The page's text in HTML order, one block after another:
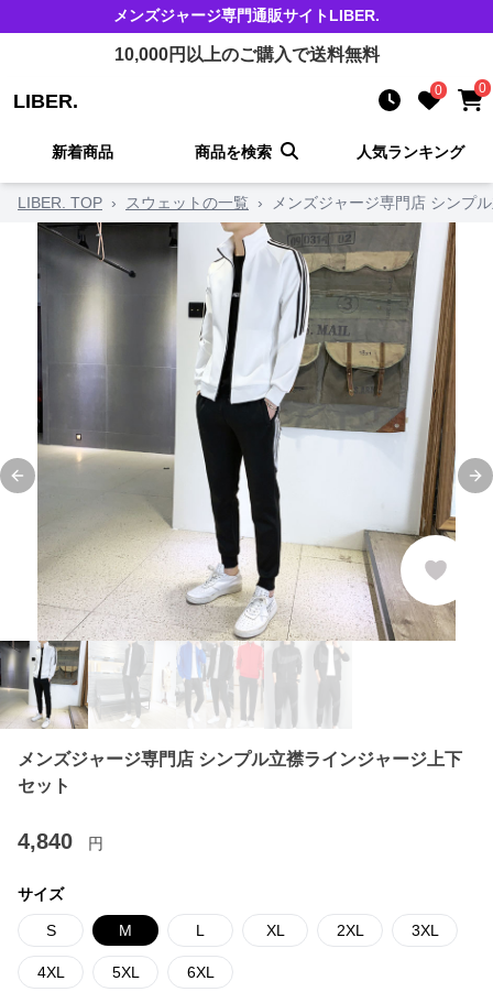
メンズジャージ専門通販サイトLIBER.
10,000円以上のご購入で送料無料
LIBER. 0 0
新着商品 商品を検索 人気ランキング
LIBER. TOP › スウェットの一覧 › メンズジャージ専門店 シンプ
Previous slide
メンズジャージ専門店 シンプル立襟ラインジャージ上下
セット
4,840 円
サイズ
S M L XL 2XL 3XL
4XL 5XL 6XL